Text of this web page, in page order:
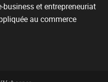
et entrepreneuriat
au commerce